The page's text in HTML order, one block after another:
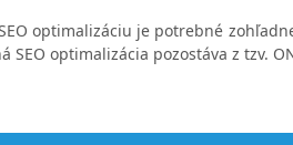
optimalizáciu je potrebné
SEO optimalizácia pozostáva z tzv.